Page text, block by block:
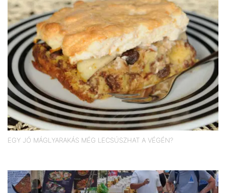
EGY JÓ MÁGLYARAKÁS MÉG LECSÚSZHAT A VÉGÉN?